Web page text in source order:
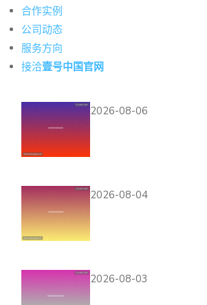
合作实例
公司动态
服务方向
接洽壹号中国官网
2026-08-06
2026-08-04
2026-08-03